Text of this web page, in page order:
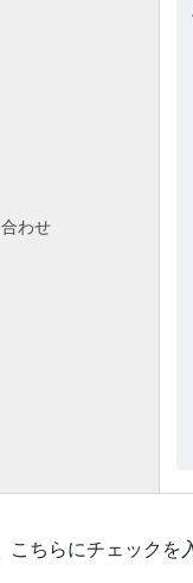
わせ
こちらにチェックを